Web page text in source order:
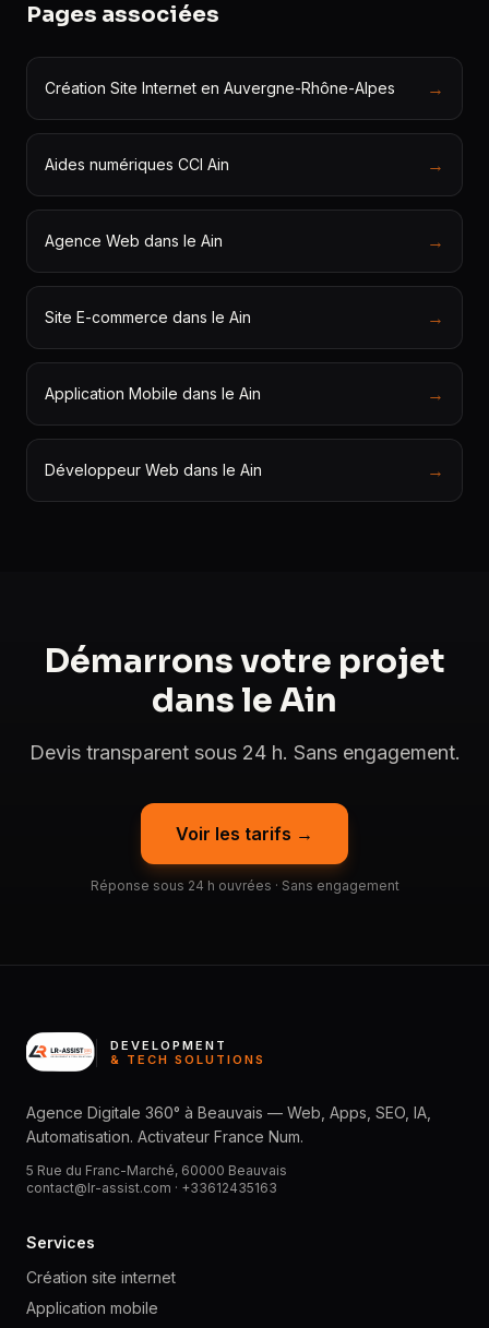
Pages associées
Création Site Internet en Auvergne-Rhône-Alpes →
Aides numériques CCI Ain →
Agence Web dans le Ain →
Site E-commerce dans le Ain →
Application Mobile dans le Ain →
Développeur Web dans le Ain →
Démarrons votre projet
dans le Ain
Devis transparent sous 24 h. Sans engagement.
Voir les tarifs →
Réponse sous 24 h ouvrées · Sans engagement
DEVELOPMENT
& TECH SOLUTIONS
Agence Digitale 360° à Beauvais — Web, Apps, SEO, IA,
Automatisation. Activateur France Num.
5 Rue du Franc-Marché, 60000 Beauvais
contact@lr-assist.com · +33612435163
Services
Création site internet
Application mobile